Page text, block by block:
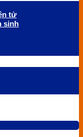
tử
sinh